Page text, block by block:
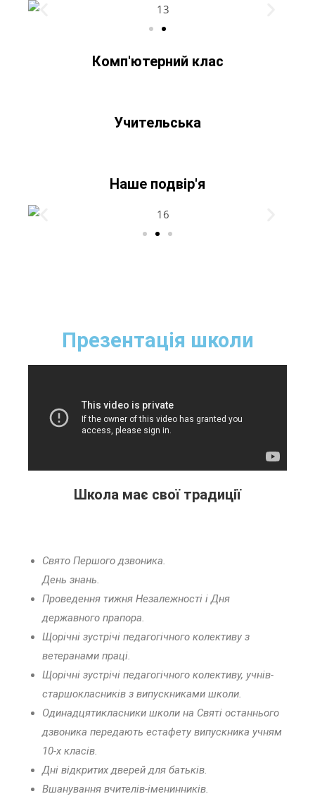
Комп'ютерний клас
Учительська
Наше подвір'я
Презентація школи
Школа має свої традиції
Свято Першого дзвоника.
День знань.
Проведення тижня Незалежності і Дня
державного прапора.
Щорічні зустрічі педагогічного колективу з
ветеранами праці.
Щорічні зустрічі педагогічного колективу, учнів-
старшокласників з випускниками школи.
Одинадцятикласники школи на Святі останнього
дзвоника передають естафету випускника учням
10-х класів.
Дні відкритих дверей для батьків.
Вшанування вчителів-іменинників.